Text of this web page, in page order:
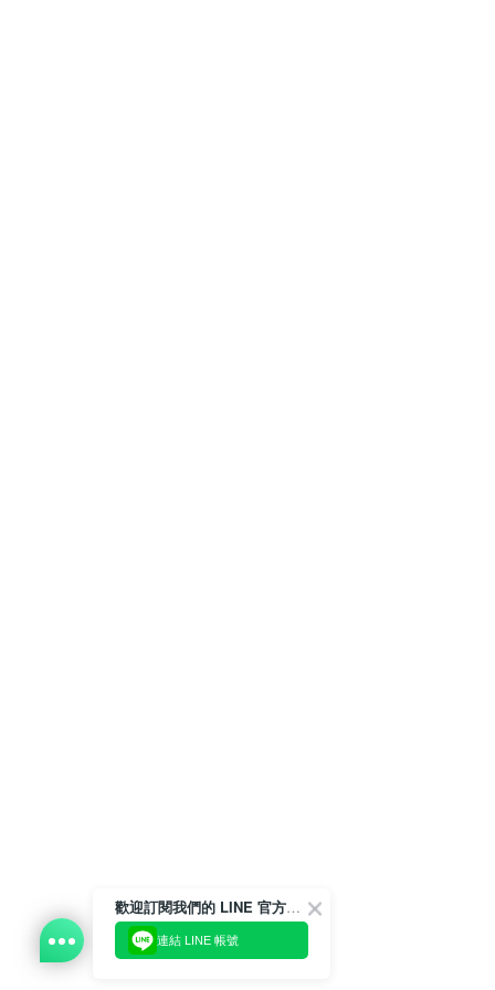
歡迎訂閱我們的 LINE 官方帳號
連結 LINE 帳號